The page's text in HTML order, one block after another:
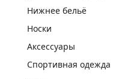
Нижнее бельё
Носки
Аксессуары
Спортивная одежда